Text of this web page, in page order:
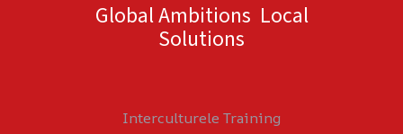
Global Ambitions Local
Solutions
Interculturele Training